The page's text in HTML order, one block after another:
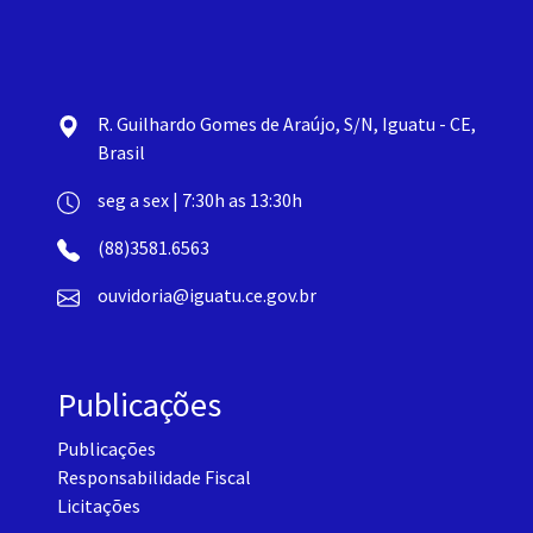
R. Guilhardo Gomes de Araújo, S/N, Iguatu - CE,
Brasil
seg a sex | 7:30h as 13:30h
(88)3581.6563
ouvidoria@iguatu.ce.gov.br
Publicações
Publicações
Responsabilidade Fiscal
Licitações